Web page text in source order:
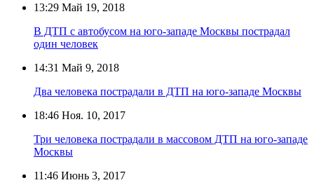
13:29 Май 19, 2018
В ДТП с автобусом на юго-западе Москвы пострадал
один человек
14:31 Май 9, 2018
Два человека пострадали в ДТП на юго-западе Москвы
18:46 Ноя. 10, 2017
Три человека пострадали в массовом ДТП на юго-западе
Москвы
11:46 Июнь 3, 2017